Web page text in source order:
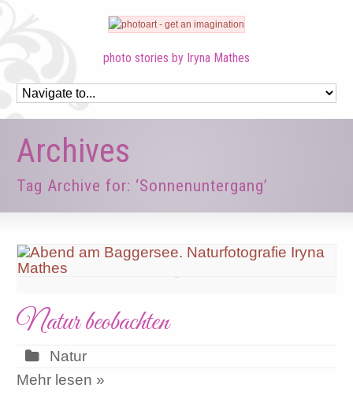
photo stories by Iryna Mathes
Archives
Tag Archive for: ‘Sonnenuntergang’
Natur beobachten
Natur
Mehr lesen »